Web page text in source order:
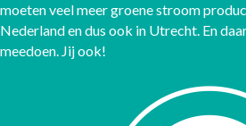
moeten veel meer groene stroom
Nederland en dus ook in Utrecht. En
meedoen. Jij ook!